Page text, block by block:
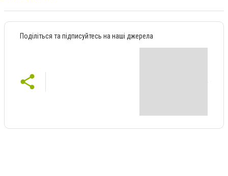
Поділіться та підписуйтесь на наші джерела